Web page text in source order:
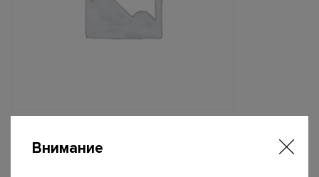
Внимание